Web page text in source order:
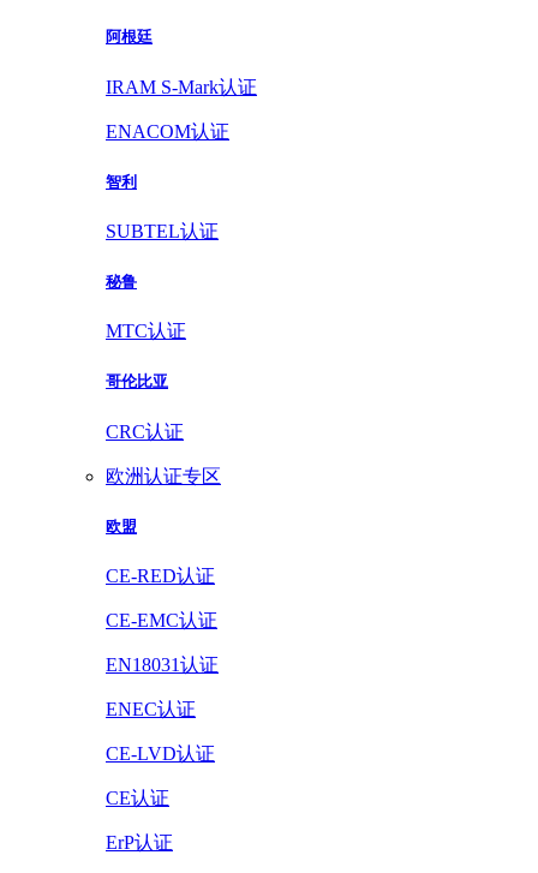
阿根廷
IRAM S-Mark认证
ENACOM认证
智利
SUBTEL认证
秘鲁
MTC认证
哥伦比亚
CRC认证
欧洲认证专区
欧盟
CE-RED认证
CE-EMC认证
EN18031认证
ENEC认证
CE-LVD认证
CE认证
ErP认证